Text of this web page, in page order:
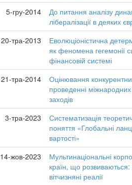
5-гру-2014
До питання аналізу
лібералізації в деяких
20-тра-2013
Еволюціоністична
як феномена гегемонії
фінансовій системі
21-тра-2014
Оцінювання
проведенні
заходів
3-тра-2023
Систематизація
поняття «Глобальні
вартості»
14-жов-2023
Мультинаціональні
країн, що розвиваються:
вітчизняні реалії